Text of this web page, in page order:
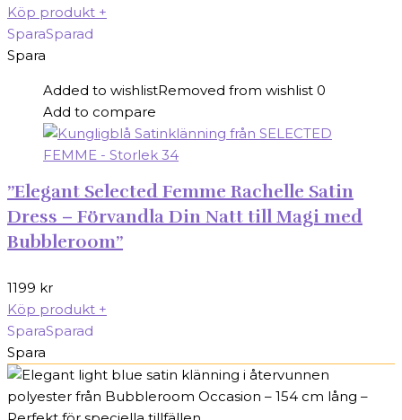
ursprungliga
priset
Köp produkt +
SparaSparad
Spara
Added to wishlistRemoved from wishlist 0
Add to compare
”Elegant Selected Femme Rachelle Satin
Dress – Förvandla Din Natt till Magi med
Bubbleroom”
1199 kr
Köp produkt +
SparaSparad
Spara